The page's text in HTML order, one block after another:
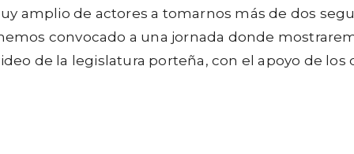
amplio de actores a tomarnos más de dos
convocado a una jornada donde
de la legislatura porteña, con el apoyo de